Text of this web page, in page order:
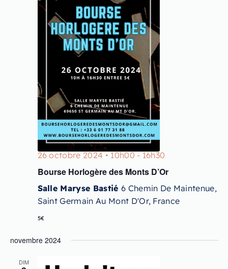
26 octobre 2024 • 10h00 - 16h30
Bourse Horlogère des Monts D’Or
Salle Maryse Bastié 6 Chemin De Maintenue,
Saint Germain Au Mont D'Or, France
5€
novembre 2024
DIM